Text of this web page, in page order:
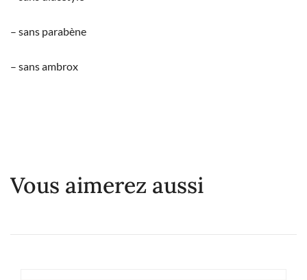
– sans parabène
– sans ambrox
Vous aimerez aussi